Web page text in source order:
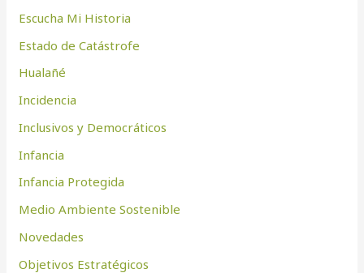
Escucha Mi Historia
Estado de Catástrofe
Hualañé
Incidencia
Inclusivos y Democráticos
Infancia
Infancia Protegida
Medio Ambiente Sostenible
Novedades
Objetivos Estratégicos